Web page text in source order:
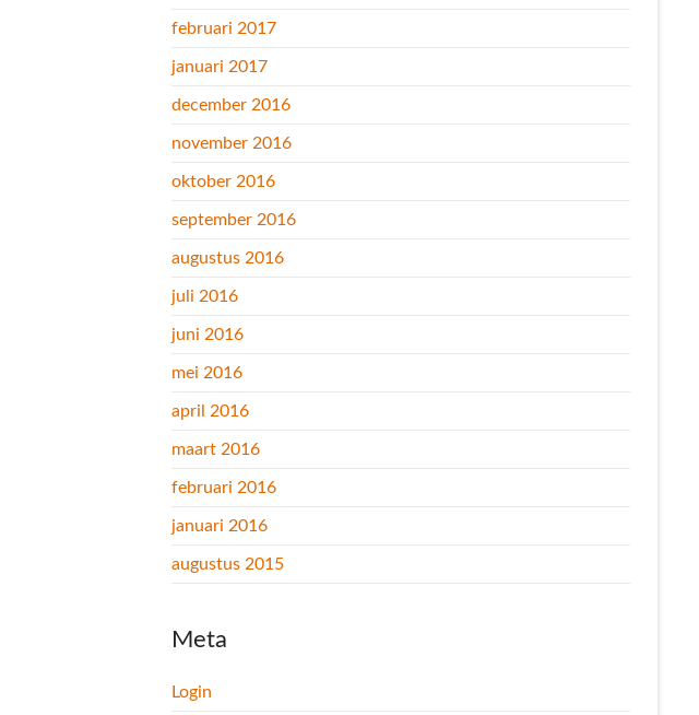
februari 2017
januari 2017
december 2016
november 2016
oktober 2016
september 2016
augustus 2016
juli 2016
juni 2016
mei 2016
april 2016
maart 2016
februari 2016
januari 2016
augustus 2015
Meta
Login